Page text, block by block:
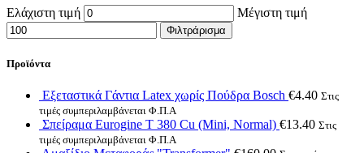
Ελάχιστη τιμή Μέγιστη τιμή
Φιλτράρισμα
Προϊόντα
Εξεταστικά Γάντια Latex χωρίς Πούδρα Bosch €4.40 Στις
τιμές συμπεριλαμβάνεται Φ.Π.Α
Σπείραμα Eurogine Τ 380 Cu (Mini, Normal) €13.40 Στις
τιμές συμπεριλαμβάνεται Φ.Π.Α